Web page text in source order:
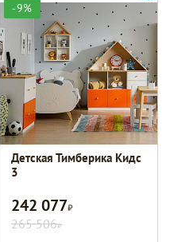
-9%
Детская Тимберика Кидс
3
242 077Р
265 506Р